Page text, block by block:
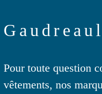
Pour toute question
vêtements, nos